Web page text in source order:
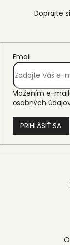
Email
Vložením e-
osobných
PRIHLÁSIŤ SA
Z